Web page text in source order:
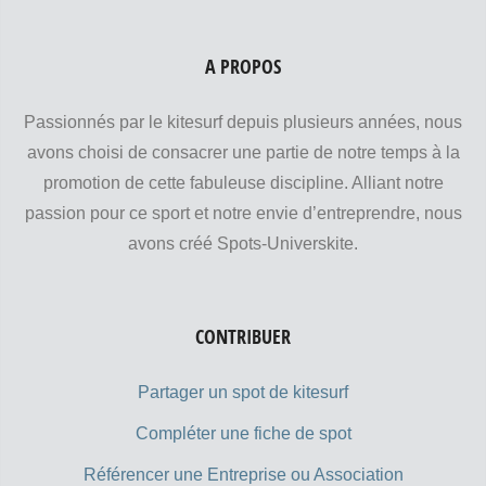
A PROPOS
Passionnés par le kitesurf depuis plusieurs années, nous
avons choisi de consacrer une partie de notre temps à la
promotion de cette fabuleuse discipline. Alliant notre
passion pour ce sport et notre envie d’entreprendre, nous
avons créé Spots-Universkite.
CONTRIBUER
Partager un spot de kitesurf
Compléter une fiche de spot
Référencer une Entreprise ou Association